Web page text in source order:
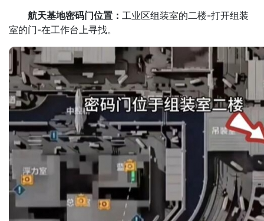
航天基地密码门位置： 工业区组装室的二楼-打开组装
室的门-在工作台上寻找。